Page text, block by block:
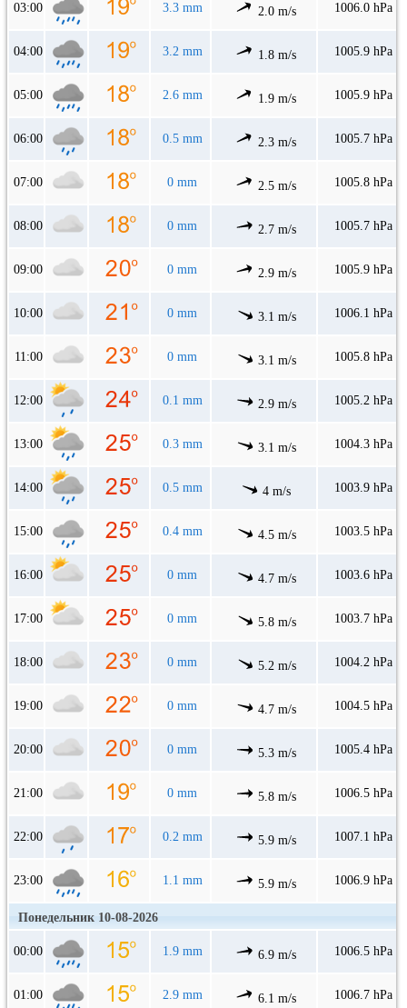
03:00 3.3 mm 2.0 m/s 1006.0 hPa
04:00 3.2 mm 1.8 m/s 1005.9 hPa
05:00 2.6 mm 1.9 m/s 1005.9 hPa
06:00 0.5 mm 2.3 m/s 1005.7 hPa
07:00 0 mm 2.5 m/s 1005.8 hPa
08:00 0 mm 2.7 m/s 1005.7 hPa
09:00 0 mm 2.9 m/s 1005.9 hPa
10:00 0 mm 3.1 m/s 1006.1 hPa
11:00 0 mm 3.1 m/s 1005.8 hPa
12:00 0.1 mm 2.9 m/s 1005.2 hPa
13:00 0.3 mm 3.1 m/s 1004.3 hPa
14:00 0.5 mm 4 m/s 1003.9 hPa
15:00 0.4 mm 4.5 m/s 1003.5 hPa
16:00 0 mm 4.7 m/s 1003.6 hPa
17:00 0 mm 5.8 m/s 1003.7 hPa
18:00 0 mm 5.2 m/s 1004.2 hPa
19:00 0 mm 4.7 m/s 1004.5 hPa
20:00 0 mm 5.3 m/s 1005.4 hPa
21:00 0 mm 5.8 m/s 1006.5 hPa
22:00 0.2 mm 5.9 m/s 1007.1 hPa
23:00 1.1 mm 5.9 m/s 1006.9 hPa
Понедельник 10-08-2026
00:00 1.9 mm 6.9 m/s 1006.5 hPa
01:00 2.9 mm 6.1 m/s 1006.7 hPa